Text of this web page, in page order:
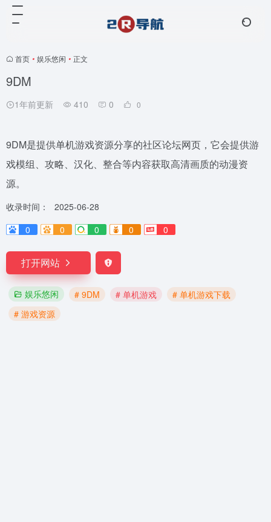
首页 • 娱乐悠闲 • 正文
9DM
1年前更新 410 0 0
9DM是提供单机游戏资源分享的社区论坛网页，它会提供游
戏模组、攻略、汉化、整合等内容获取高清画质的动漫资
源。
收录时间：
2025-06-28
0
0 0 0 0
打开网站
娱乐悠闲 # 9DM # 单机游戏
# 单机游戏下载
# 游戏资源